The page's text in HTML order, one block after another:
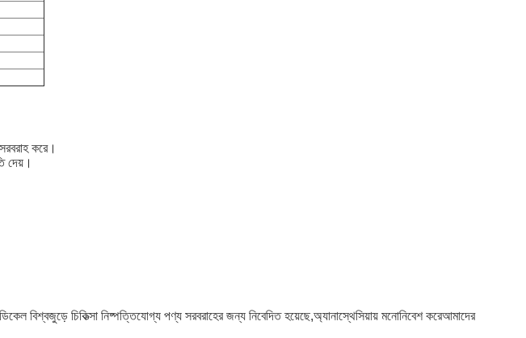
করে।
দেয়।
বিশ্বজুড়ে চিকিত্সা নিষ্পত্তিযোগ্য পণ্য সরবরাহের জন্য নিবেদিত হয়েছে,অ্যানাস্থেসিয়ায় মনোনিবেশ করেআমাদের